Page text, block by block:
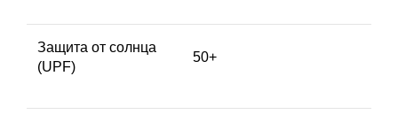
Защита от солнца
(UPF)
50+